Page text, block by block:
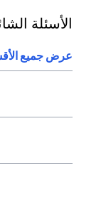
الأسئلة
عرض جميع